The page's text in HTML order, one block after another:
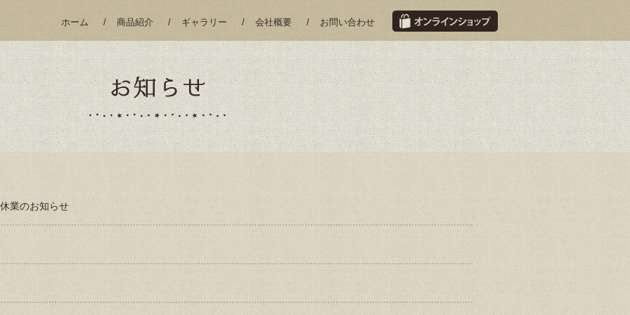
ホーム 商品紹介 ギャラリー 会社概要 お問い合わせ
業のお知らせ